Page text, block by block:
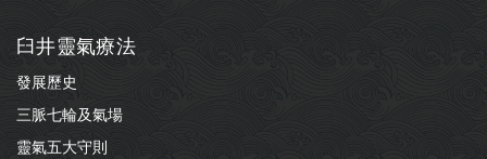
臼井靈氣療法
發展歷史
三脈七輪及氣場
靈氣五大守則